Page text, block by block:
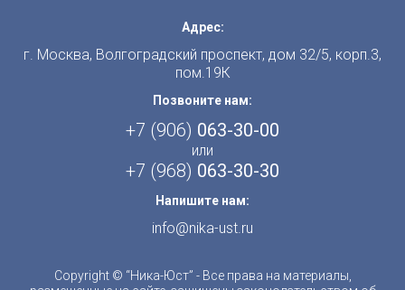
Адрес:
г. Москва, Волгоградский проспект, дом 32/5, корп.3,
пом.19К
Позвоните нам:
+7 (906) 063-30-00
или
+7 (968) 063-30-30
Напишите нам:
info@nika-ust.ru
Copyright © “Ника-Юст” - Все права на материалы,